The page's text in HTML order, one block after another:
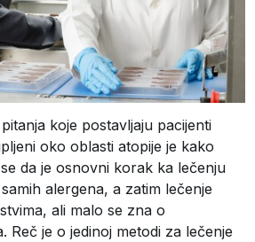
koje postavljaju pacijenti
oko oblasti atopije je kako
da je osnovni korak ka lečenju
alergena, a zatim lečenje
ali malo se zna o
Reč je o jedinoj metodi za lečenje